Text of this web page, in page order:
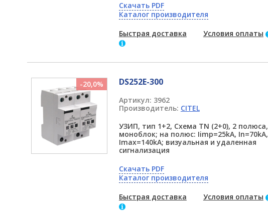
Скачать PDF
Каталог производителя
Быстрая доставка
Условия оплаты
-20,0% DS252E-300
Артикул: 3962
Производитель: CITEL
УЗИП, тип 1+2, Схема TN (2+0), 2 полюса,
моноблок; на полюс: Iimp=25kA, In=70kA,
Imax=140kA; визуальная и удаленная
сигнализация
Скачать PDF
Каталог производителя
Быстрая доставка
Условия оплаты